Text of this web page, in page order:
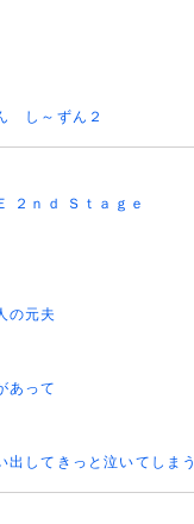
し～ずん２
２ｎｄ Ｓｔａｇｅ
の元夫
あって
出してきっと泣いてしまう